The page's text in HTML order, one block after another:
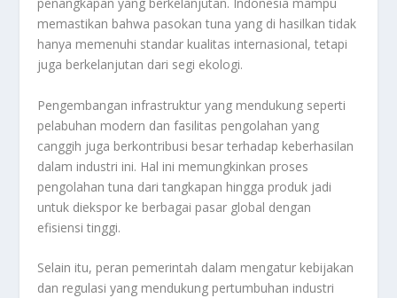
memastikan bahwa pasokan tuna yang di hasilkan tidak
hanya memenuhi standar kualitas internasional, tetapi
juga berkelanjutan dari segi ekologi.
Pengembangan infrastruktur yang mendukung seperti
pelabuhan modern dan fasilitas pengolahan yang
canggih juga berkontribusi besar terhadap keberhasilan
dalam industri ini. Hal ini memungkinkan proses
pengolahan tuna dari tangkapan hingga produk jadi
untuk diekspor ke berbagai pasar global dengan
efisiensi tinggi.
Selain itu, peran pemerintah dalam mengatur kebijakan
dan regulasi yang mendukung pertumbuhan industri